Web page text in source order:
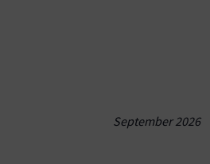
September 2026